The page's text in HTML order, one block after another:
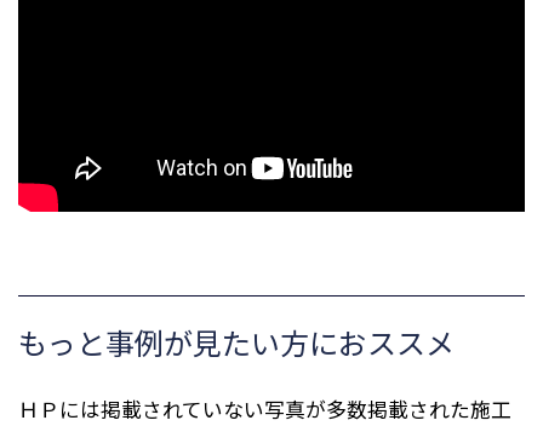
もっと事例が見たい方におススメ
ＨＰには掲載されていない写真が多数掲載された施工